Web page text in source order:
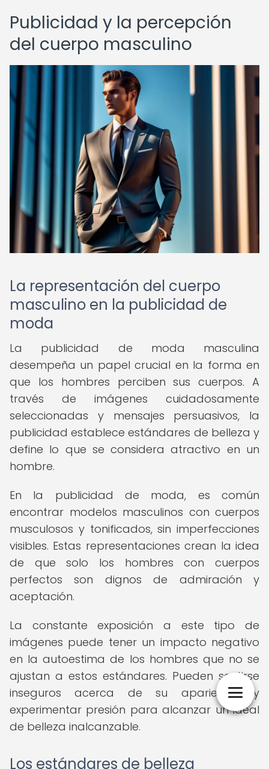
Publicidad y la percepción
del cuerpo masculino
La representación del cuerpo
masculino en la publicidad de
moda
La publicidad de moda masculina
desempeña un papel crucial en la forma en
que los hombres perciben sus cuerpos. A
través de imágenes cuidadosamente
seleccionadas y mensajes persuasivos, la
publicidad establece estándares de belleza y
define lo que se considera atractivo en un
hombre.
En la publicidad de moda, es común
encontrar modelos masculinos con cuerpos
musculosos y tonificados, sin imperfecciones
visibles. Estas representaciones crean la idea
de que solo los hombres con cuerpos
perfectos son dignos de admiración y
aceptación.
La constante exposición a este tipo de
imágenes puede tener un impacto negativo
en la autoestima de los hombres que no se
ajustan a estos estándares. Pueden sentirse
inseguros acerca de su apariencia y
experimentar presión para alcanzar un ideal
de belleza inalcanzable.
Los estándares de belleza